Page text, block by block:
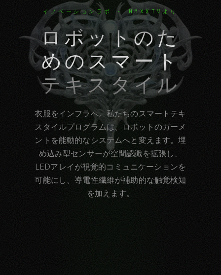
イノベーションラボ · MMXXIVより
ロボットのた
めのスマート
テキスタイル
衣服をインフラへ。私たちのスマートテキ
スタイルプログラムは、ロボットのガーメ
ントを能動的なシステムへと変えます。埋
め込み型センサーが空間認識を拡張し、
LEDアレイが視覚的コミュニケーションを
可能にし、導電性繊維が補助的な触覚検知
を加えます。